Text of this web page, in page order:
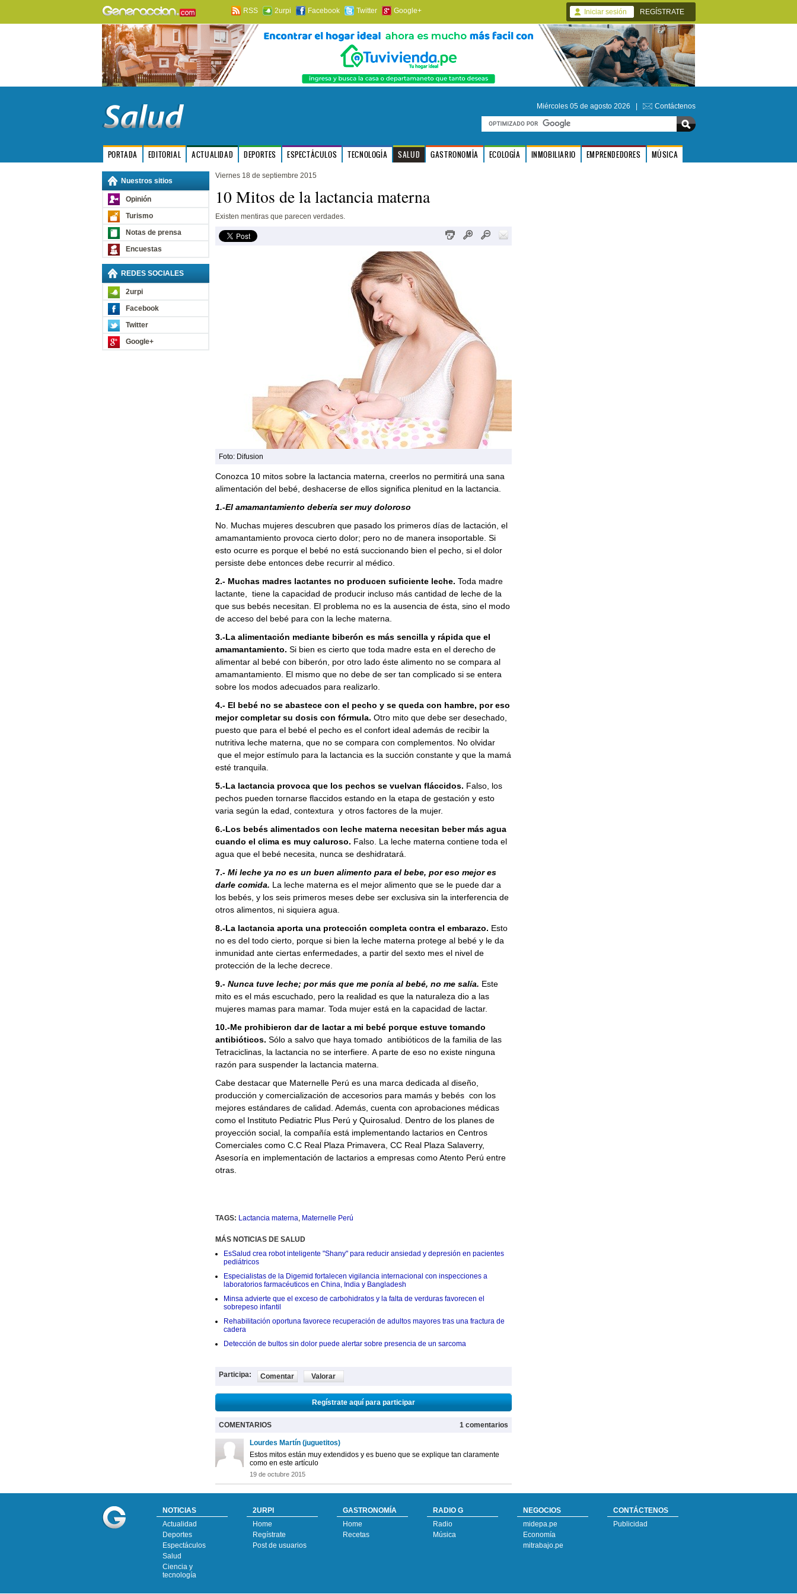
RSS 2urpi Facebook Twitter Google+ Iniciar sesión REGÍSTRATE
Miércoles 05 de agosto 2026 | Contáctenos
PORTADA EDITORIAL ACTUALIDAD DEPORTES ESPECTÁCULOS TECNOLOGÍA SALUD GASTRONOMÍA ECOLOGÍA INMOBILIARIO EMPRENDEDORES MÚSICA
Nuestros sitios
Opinión
Turismo
Notas de prensa
Encuestas
REDES SOCIALES
2urpi
Facebook
Twitter
Google+
Viernes 18 de septiembre 2015
10 Mitos de la lactancia materna
Existen mentiras que parecen verdades.
Foto: Difusion
Conozca 10 mitos sobre la lactancia materna, creerlos no permitirá una sana
alimentación del bebé, deshacerse de ellos significa plenitud en la lactancia.
1.-El amamantamiento debería ser muy doloroso
No. Muchas mujeres descubren que pasado los primeros días de lactación, el
amamantamiento provoca cierto dolor; pero no de manera insoportable. Si
esto ocurre es porque el bebé no está succionando bien el pecho, si el dolor
persiste debe entonces debe recurrir al médico.
2.- Muchas madres lactantes no producen suficiente leche. Toda madre
lactante, tiene la capacidad de producir incluso más cantidad de leche de la
que sus bebés necesitan. El problema no es la ausencia de ésta, sino el modo
de acceso del bebé para con la leche materna.
3.-La alimentación mediante biberón es más sencilla y rápida que el
amamantamiento. Si bien es cierto que toda madre esta en el derecho de
alimentar al bebé con biberón, por otro lado éste alimento no se compara al
amamantamiento. El mismo que no debe de ser tan complicado si se entera
sobre los modos adecuados para realizarlo.
4.- El bebé no se abastece con el pecho y se queda con hambre, por eso
mejor completar su dosis con fórmula. Otro mito que debe ser desechado,
puesto que para el bebé el pecho es el confort ideal además de recibir la
nutritiva leche materna, que no se compara con complementos. No olvidar
que el mejor estímulo para la lactancia es la succión constante y que la mamá
esté tranquila.
5.-La lactancia provoca que los pechos se vuelvan fláccidos. Falso, los
pechos pueden tornarse flaccidos estando en la etapa de gestación y esto
varia según la edad, contextura y otros factores de la mujer.
6.-Los bebés alimentados con leche materna necesitan beber más agua
cuando el clima es muy caluroso. Falso. La leche materna contiene toda el
agua que el bebé necesita, nunca se deshidratará.
7.- Mi leche ya no es un buen alimento para el bebe, por eso mejor es
darle comida. La leche materna es el mejor alimento que se le puede dar a
los bebés, y los seis primeros meses debe ser exclusiva sin la interferencia de
otros alimentos, ni siquiera agua.
8.-La lactancia aporta una protección completa contra el embarazo. Esto
no es del todo cierto, porque si bien la leche materna protege al bebé y le da
inmunidad ante ciertas enfermedades, a partir del sexto mes el nivel de
protección de la leche decrece.
9.- Nunca tuve leche; por más que me ponía al bebé, no me salía. Este
mito es el más escuchado, pero la realidad es que la naturaleza dio a las
mujeres mamas para mamar. Toda mujer está en la capacidad de lactar.
10.-Me prohibieron dar de lactar a mi bebé porque estuve tomando
antibióticos. Sólo a salvo que haya tomado antibióticos de la familia de las
Tetraciclinas, la lactancia no se interfiere. A parte de eso no existe ninguna
razón para suspender la lactancia materna.
Cabe destacar que Maternelle Perú es una marca dedicada al diseño,
producción y comercialización de accesorios para mamás y bebés con los
mejores estándares de calidad. Además, cuenta con aprobaciones médicas
como el Instituto Pediatric Plus Perú y Quirosalud. Dentro de los planes de
proyección social, la compañía está implementando lactarios en Centros
Comerciales como C.C Real Plaza Primavera, CC Real Plaza Salaverry,
Asesoría en implementación de lactarios a empresas como Atento Perú entre
otras.
TAGS: Lactancia materna, Maternelle Perú
MÁS NOTICIAS DE SALUD
EsSalud crea robot inteligente "Shany" para reducir ansiedad y depresión en pacientes
pediátricos
Especialistas de la Digemid fortalecen vigilancia internacional con inspecciones a
laboratorios farmacéuticos en China, India y Bangladesh
Minsa advierte que el exceso de carbohidratos y la falta de verduras favorecen el
sobrepeso infantil
Rehabilitación oportuna favorece recuperación de adultos mayores tras una fractura de
cadera
Detección de bultos sin dolor puede alertar sobre presencia de un sarcoma
Participa: Comentar Valorar
Regístrate aquí para participar
COMENTARIOS 1 comentarios
Lourdes Martín (juguetitos)
Estos mitos están muy extendidos y es bueno que se explique tan claramente
como en este artículo
19 de octubre 2015
NOTICIAS
Actualidad
Deportes
Espectáculos
Salud
Ciencia y
tecnología
2URPI
Home
Regístrate
Post de usuarios
GASTRONOMÍA
Home
Recetas
RADIO G
Radio
Música
NEGOCIOS
midepa.pe
Economía
mitrabajo.pe
CONTÁCTENOS
Publicidad